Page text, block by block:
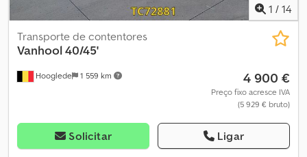
Tambor
1 / 14
Hooglede 1 559 km
Transporte de contentores
Vanhool40/45'
4 900 €
Preço fixo acresce IVA
(5 929 € bruto)
Solicitar Ligar